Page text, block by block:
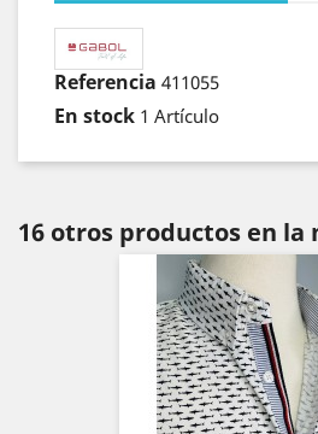
Referencia 411055
En stock 1 Artículo
16 otros productos en la